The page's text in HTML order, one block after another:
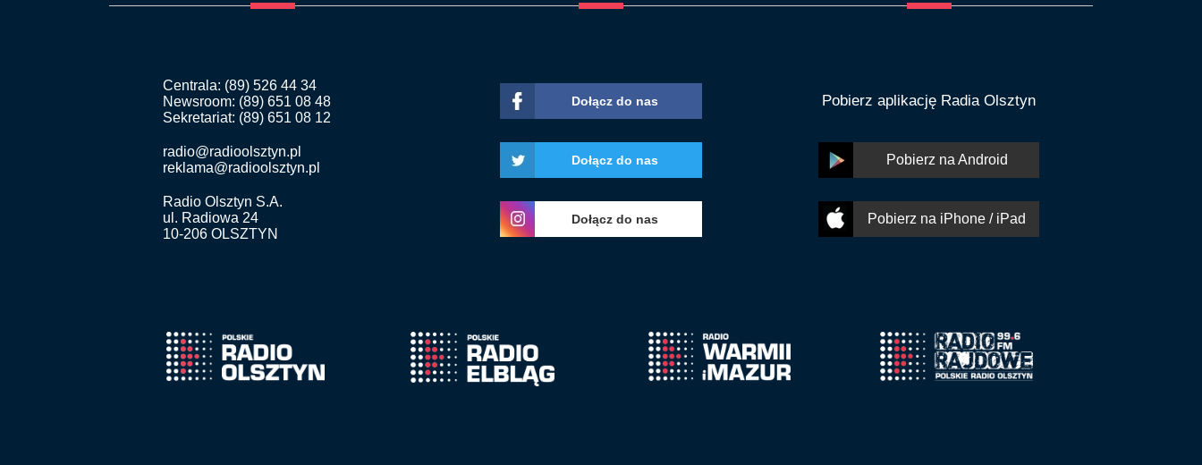
Centrala: (89) 526 44 34
Newsroom: (89) 651 08 48
Sekretariat: (89) 651 08 12
radio@radioolsztyn.pl
reklama@radioolsztyn.pl
Radio Olsztyn S.A.
ul. Radiowa 24
10-206 OLSZTYN
Dołącz do nas
Dołącz do nas
Dołącz do nas
Pobierz aplikację Radia Olsztyn
Pobierz na Android
Pobierz na iPhone / iPad